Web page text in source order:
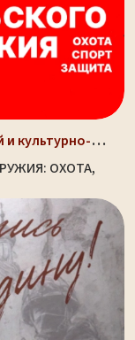
Выставочный и культурно-просветительный центр Туль...
ОХОТА,